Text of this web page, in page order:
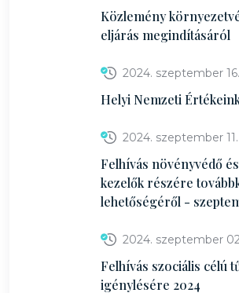
Közlemény
eljárás megindításáról
2024. szeptember 16.
Helyi Nemzeti
2024. szeptember 11.
Felhívás növényvédő
kezelők részére
lehetőségéről -
2024. szeptember
Felhívás szociális célú
igénylésére 2024